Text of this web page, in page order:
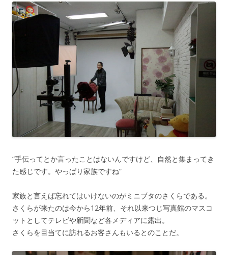
“手伝ってとか言ったことはないんですけど、自然と集まってき
た感じです。やっぱり家族ですね”
家族と言えば忘れてはいけないのがミニブタのさくらである。
さくらが来たのは今から12年前、それ以来つじ写真館のマスコ
ットとしてテレビや新聞など各メディアに露出。
さくらを目当てに訪れるお客さんもいるとのことだ。